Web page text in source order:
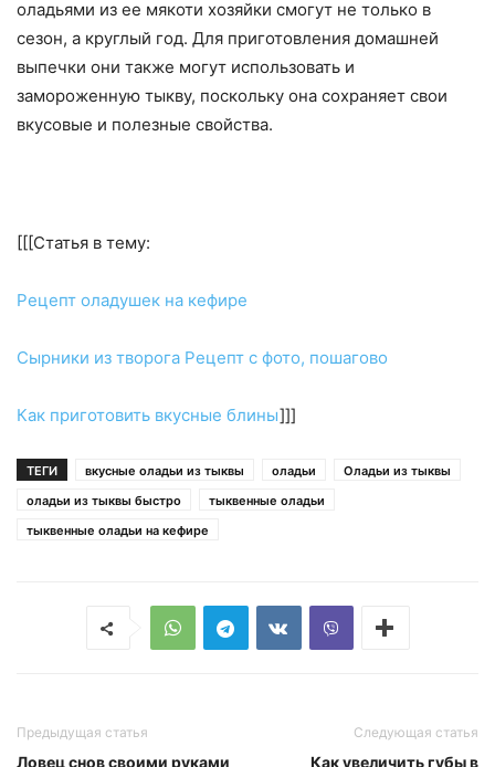
оладьями из ее мякоти хозяйки смогут не только в
сезон, а круглый год. Для приготовления домашней
выпечки они также могут использовать и
замороженную тыкву, поскольку она сохраняет свои
вкусовые и полезные свойства.
[[[Статья в тему:
Рецепт оладушек на кефире
Сырники из творога Рецепт с фото, пошагово
Как приготовить вкусные блины]]]
ТЕГИ вкусные оладьи из тыквы оладьи
Оладьи из тыквы
оладьи из тыквы быстро
тыквенные оладьи
тыквенные оладьи на кефире
Предыдущая статья
Ловец снов своими руками
Следующая статья
Как увеличить губы в